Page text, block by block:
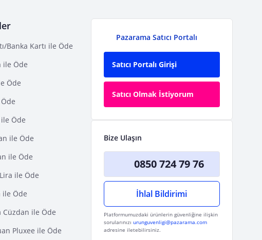
Banka Kartı ile Öde
ile Öde
Öde
Öde
ile Öde
ile Öde
ile Öde
ile Öde
Cüzdan ile Öde
Pluxee ile Öde
Pazarama Satıcı Portalı
Satıcı Portalı Girişi
Satıcı Olmak İstiyorum
Bize Ulaşın
0850 724 79 76
İhlal Bildirimi
Platformumuzdaki ürünlerin güvenliğine ilişkin
sorularınızı urunguvenligi@pazarama.com
adresine iletebilirsiniz.